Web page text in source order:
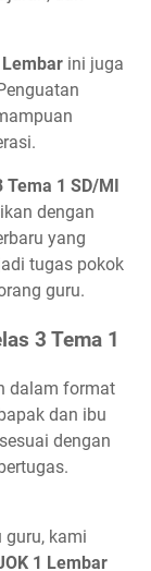
ini juga
1 SD/MI
dengan
yang
tugas pokok
guru.
3 Tema 1
dalam format
dan ibu
dengan
kami
1 Lembar